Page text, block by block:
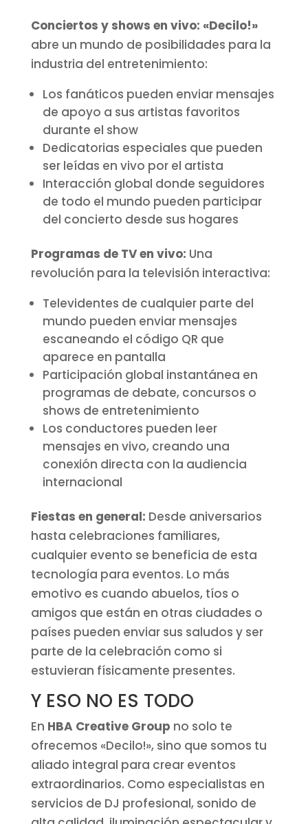
Conciertos y shows en vivo: «Decilo!»
abre un mundo de posibilidades para la
industria del entretenimiento:
Los fanáticos pueden enviar mensajes
de apoyo a sus artistas favoritos
durante el show
Dedicatorias especiales que pueden
ser leídas en vivo por el artista
Interacción global donde seguidores
de todo el mundo pueden participar
del concierto desde sus hogares
Programas de TV en vivo: Una
revolución para la televisión interactiva:
Televidentes de cualquier parte del
mundo pueden enviar mensajes
escaneando el código QR que
aparece en pantalla
Participación global instantánea en
programas de debate, concursos o
shows de entretenimiento
Los conductores pueden leer
mensajes en vivo, creando una
conexión directa con la audiencia
internacional
Fiestas en general: Desde aniversarios
hasta celebraciones familiares,
cualquier evento se beneficia de esta
tecnología para eventos. Lo más
emotivo es cuando abuelos, tíos o
amigos que están en otras ciudades o
países pueden enviar sus saludos y ser
parte de la celebración como si
estuvieran físicamente presentes.
Y ESO NO ES TODO
En HBA Creative Group no solo te
ofrecemos «Decilo!», sino que somos tu
aliado integral para crear eventos
extraordinarios. Como especialistas en
servicios de DJ profesional, sonido de